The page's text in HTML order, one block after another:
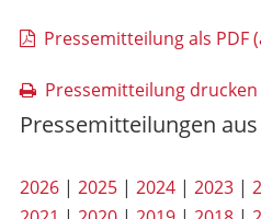
Pressemitteilung als PDF
Pressemitteilung drucken
Pressemitteilungen aus
2026| 2025| 2024| 2023|